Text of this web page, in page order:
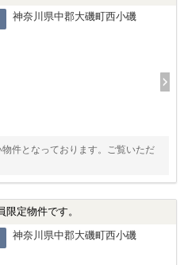
神奈川県中郡大磯町西小磯
件となっております。ご覧いただ
限定物件です。
神奈川県中郡大磯町西小磯